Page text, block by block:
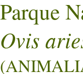
Parque
Ovis